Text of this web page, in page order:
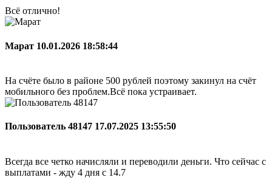
Всё отлично!
Марат 10.01.2026 18:58:44
На счёте было в районе 500 рублей поэтому закинул на счёт
мобильного без проблем.Всё пока устраивает.
Пользователь 48147 17.07.2025 13:55:50
Всегда все четко начисляли и переводили деньги. Что сейчас с
выплатами - жду 4 дня с 14.7